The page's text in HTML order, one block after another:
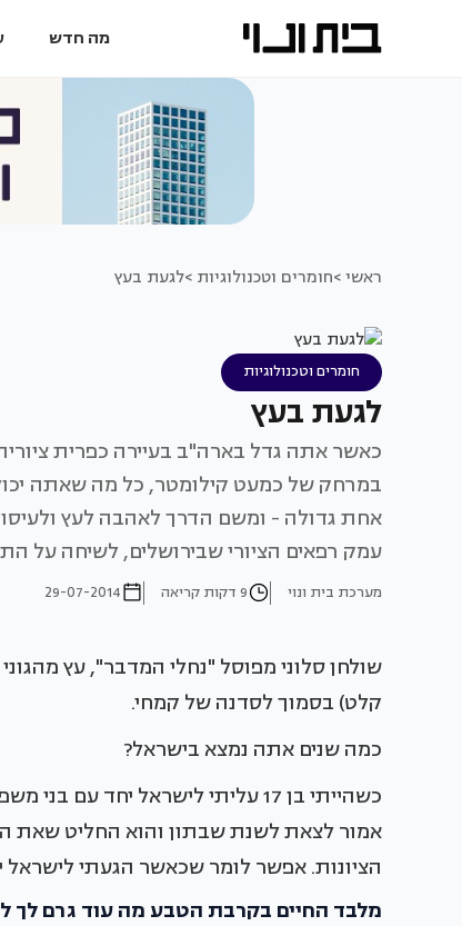
מה חדש
ראשי >חומרים וטכנולוגיות >לגעת בעץ
חומרים וטכנולוגיות
לגעת בעץ
כאשר אתה גדל בארה"ב בעיירה כפרית
במרחק של כמעט קילומטר, כל מה שאתה
אחת גדולה - ומשם הדרך לאהבה לעץ
עמק רפאים הציורי שבירושלים, לשיחה על
מערכת בית ונוי 9 דקות קריאה 29-07-2014
שולחן סלוני מפוסל "נחלי המדבר", עץ
קלט) בסמוך לסדנה של קמחי.
כמה שנים אתה נמצא בישראל?
כשהייתי בן 17 עליתי לישראל
אמור לצאת לשנת שבתון והוא החליט שאת
הציונות. אפשר לומר שכאשר הגעתי
מלבד החיים בקרבת הטבע מה עוד גרם לך